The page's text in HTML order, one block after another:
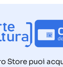
Store puoi